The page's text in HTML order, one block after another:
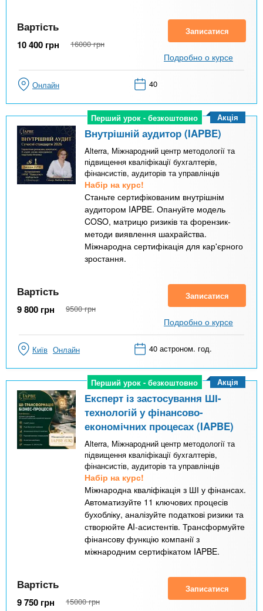
Вартість
10 400 грн 16000 грн
Записатися
Подробно о курсе
Онлайн 40
Перший урок - безкоштовно
Перший урок - безкоштовно
Внутрішній аудитор (IAPBE)
Alterra, Міжнародний центр методології та
підвищення кваліфікації бухгалтерів,
фінансистів, аудиторів та управлінців
Набір на курс!
Станьте сертифікованим внутрішнім
аудитором IAPBE. Опануйте модель
COSO, матрицю ризиків та форензик-
методи виявлення шахрайства.
Міжнародна сертифікація для кар'єрного
зростання.
Акція
Вартість
9 800 грн 9500 грн
Записатися
Подробно о курсе
Київ Онлайн 40 астроном. год.
Перший урок - безкоштовно
Перший урок - безкоштовно
Експерт із застосування ШІ-
технологій у фінансово-
економічних процесах (IAPBE)
Alterra, Міжнародний центр методології та
підвищення кваліфікації бухгалтерів,
фінансистів, аудиторів та управлінців
Набір на курс!
Міжнародна кваліфікація з ШІ у фінансах.
Автоматизуйте 11 ключових процесів
бухобліку, аналізуйте податкові ризики та
створюйте AI-асистентів. Трансформуйте
фінансову функцію компанії з
міжнародним сертифікатом IAPBE.
Акція
Вартість
9 750 грн 15000 грн
Записатися